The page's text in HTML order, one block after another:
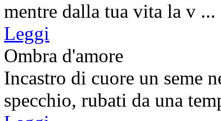
mentre dalla tua vita la v ...
Leggi
Ombra d'amore
Incastro di cuore un seme
specchio, rubati da una